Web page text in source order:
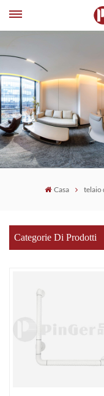
Casa telaio
Categorie Di Prodotti